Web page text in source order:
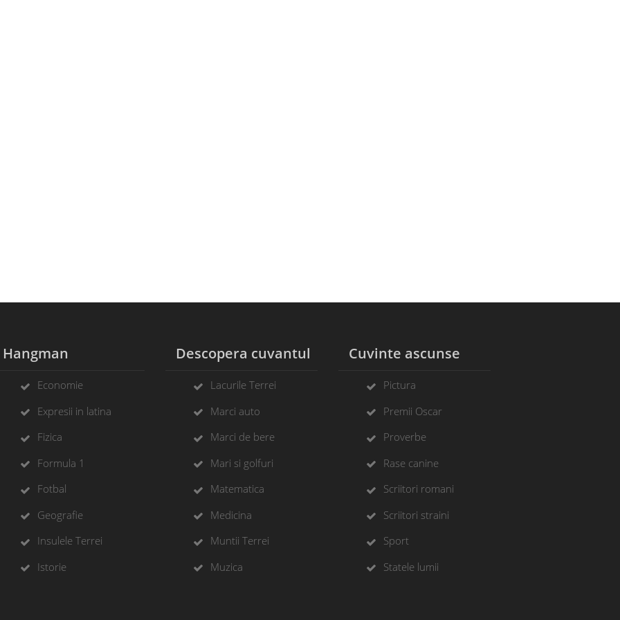
Hangman
Economie
Expresii in latina
Fizica
Formula 1
Fotbal
Geografie
Insulele Terrei
Istorie
Descopera cuvantul
Lacurile Terrei
Marci auto
Marci de bere
Mari si golfuri
Matematica
Medicina
Muntii Terrei
Muzica
Cuvinte ascunse
Pictura
Premii Oscar
Proverbe
Rase canine
Scriitori romani
Scriitori straini
Sport
Statele lumii